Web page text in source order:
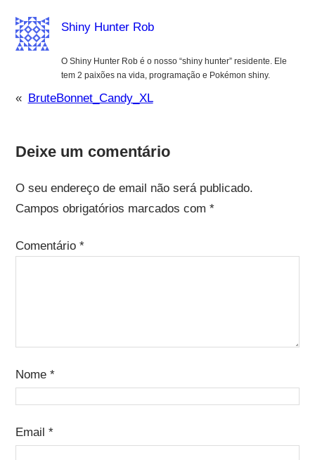
Shiny Hunter Rob
O Shiny Hunter Rob é o nosso “shiny hunter” residente. Ele
tem 2 paixões na vida, programação e Pokémon shiny.
« BruteBonnet_Candy_XL
Deixe um comentário
O seu endereço de email não será publicado.
Campos obrigatórios marcados com *
Comentário *
Nome *
Email *